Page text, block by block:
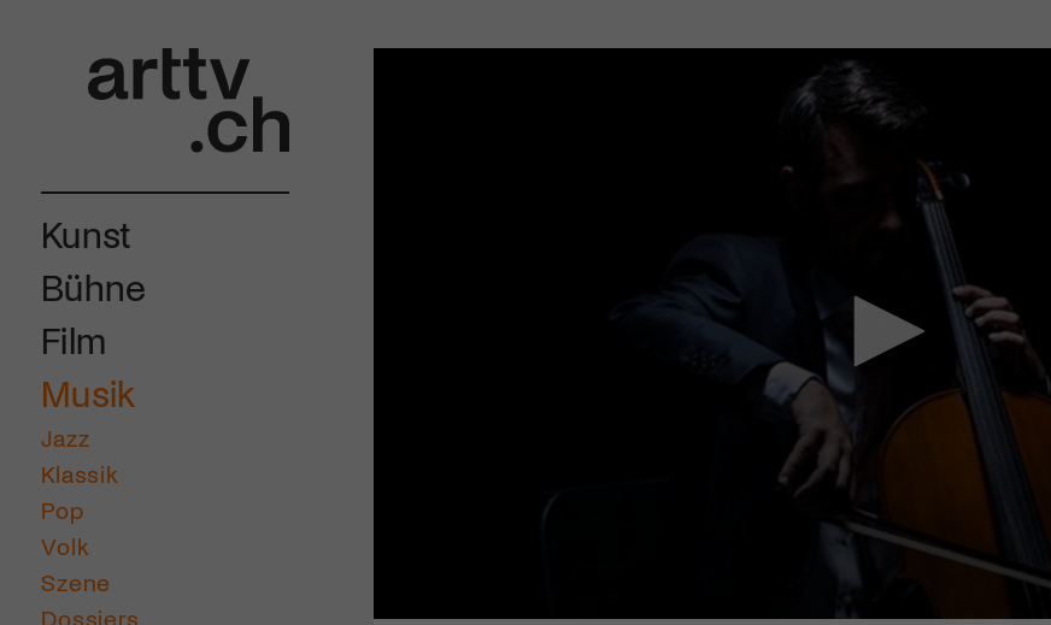
Kunst
Bühne
Film
Musik
Jazz
Klassik
Pop
Volk
Szene
Dossiers
Mach mit: «Be Part of the Art»!
Engagiere dich als Kulturliebhaber:in, Kulturschaffende(r) oder
Kulturinstitution und unterstütze unsere Arbeit.
Mit deiner Mitgliedschaft erhältst du kostenlosen Zugang zu
diversen Kulturevents.